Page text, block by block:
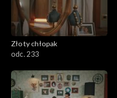
Złoty chłopak
odc. 233